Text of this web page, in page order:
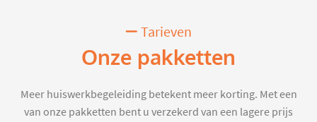
Tarieven
Onze pakketten
Meer huiswerkbegeleiding betekent meer korting. Met een
van onze pakketten bent u verzekerd van een lagere prijs